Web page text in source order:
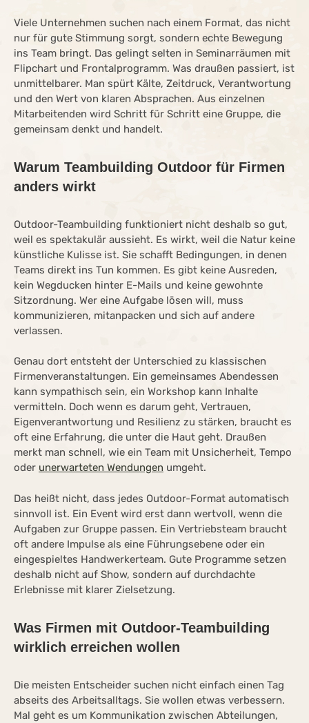
Viele Unternehmen suchen nach einem Format, das nicht
nur für gute Stimmung sorgt, sondern echte Bewegung
ins Team bringt. Das gelingt selten in Seminarräumen mit
Flipchart und Frontalprogramm. Was draußen passiert, ist
unmittelbarer. Man spürt Kälte, Zeitdruck, Verantwortung
und den Wert von klaren Absprachen. Aus einzelnen
Mitarbeitenden wird Schritt für Schritt eine Gruppe, die
gemeinsam denkt und handelt.
Warum Teambuilding Outdoor für Firmen
anders wirkt
Outdoor-Teambuilding funktioniert nicht deshalb so gut,
weil es spektakulär aussieht. Es wirkt, weil die Natur keine
künstliche Kulisse ist. Sie schafft Bedingungen, in denen
Teams direkt ins Tun kommen. Es gibt keine Ausreden,
kein Wegducken hinter E-Mails und keine gewohnte
Sitzordnung. Wer eine Aufgabe lösen will, muss
kommunizieren, mitanpacken und sich auf andere
verlassen.
Genau dort entsteht der Unterschied zu klassischen
Firmenveranstaltungen. Ein gemeinsames Abendessen
kann sympathisch sein, ein Workshop kann Inhalte
vermitteln. Doch wenn es darum geht, Vertrauen,
Eigenverantwortung und Resilienz zu stärken, braucht es
oft eine Erfahrung, die unter die Haut geht. Draußen
merkt man schnell, wie ein Team mit Unsicherheit, Tempo
oder unerwarteten Wendungen umgeht.
Das heißt nicht, dass jedes Outdoor-Format automatisch
sinnvoll ist. Ein Event wird erst dann wertvoll, wenn die
Aufgaben zur Gruppe passen. Ein Vertriebsteam braucht
oft andere Impulse als eine Führungsebene oder ein
eingespieltes Handwerkerteam. Gute Programme setzen
deshalb nicht auf Show, sondern auf durchdachte
Erlebnisse mit klarer Zielsetzung.
Was Firmen mit Outdoor-Teambuilding
wirklich erreichen wollen
Die meisten Entscheider suchen nicht einfach einen Tag
abseits des Arbeitsalltags. Sie wollen etwas verbessern.
Mal geht es um Kommunikation zwischen Abteilungen,